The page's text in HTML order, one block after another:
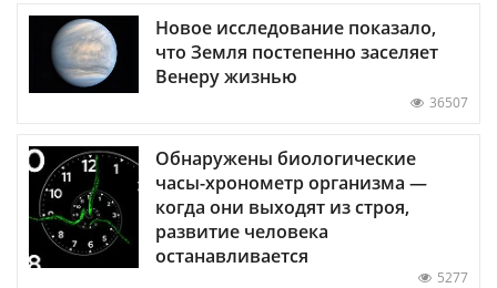
Новое исследование показало,
что Земля постепенно заселяет
Венеру жизнью
36507
Обнаружены биологические
часы-хронометр организма —
когда они выходят из строя,
развитие человека
останавливается
5277